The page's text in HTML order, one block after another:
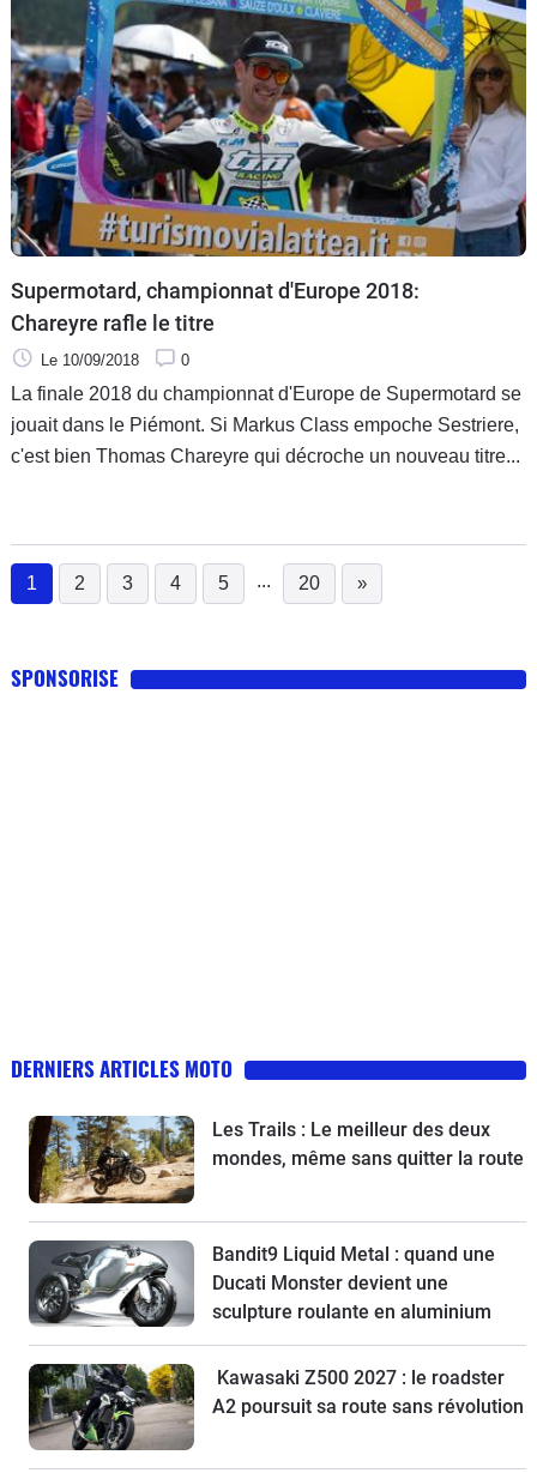
Supermotard, championnat d'Europe 2018:
Chareyre rafle le titre
Le 10/09/2018 0
La finale 2018 du championnat d'Europe de Supermotard se
jouait dans le Piémont. Si Markus Class empoche Sestriere,
c'est bien Thomas Chareyre qui décroche un nouveau titre...
1
(current)
2 3 4 5 ... 20 »
SPONSORISE
DERNIERS ARTICLES MOTO
Les Trails : Le meilleur des deux
mondes, même sans quitter la route
Bandit9 Liquid Metal : quand une
Ducati Monster devient une
sculpture roulante en aluminium
Kawasaki Z500 2027 : le roadster
A2 poursuit sa route sans révolution